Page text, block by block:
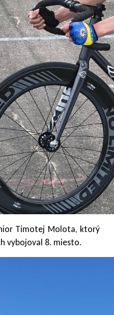
Timotej Molota, ktorý
vybojoval 8. miesto.